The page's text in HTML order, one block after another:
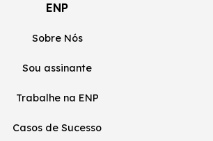
ENP
Sobre Nós
Sou assinante
Trabalhe na ENP
Casos de Sucesso